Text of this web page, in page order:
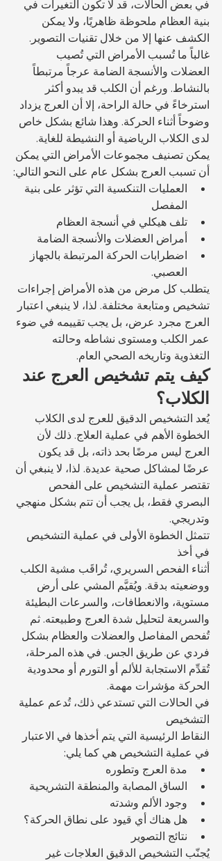
في بعض الحالات، قد لا تكون التغيرات في
بنية العظام ملحوظة ظاهريًا، ولا يمكن
الكشف عنها إلا من خلال تقنيات التصوير.
غالباً ما تُسبب الأمراض التي تُصيب
العضلات والأنسجة الضامة عرجاً مرتبطاً
بالنشاط. ورغم أن الكلب قد يبدو أكثر
استرخاءً في حالة الراحة، إلا أن العرج يزداد
وضوحاً أثناء الحركة. وهذا شائع بشكل خاص
لدى الكلاب الرياضية أو النشيطة للغاية.
يمكن تصنيف مجموعات الأمراض التي يمكن
أن تسبب العرج بشكل عام على النحو التالي:
العمليات التنكسية التي تؤثر على بنية
المفصل
تلف هيكلي في أنسجة العظام
أمراض العضلات والأنسجة الضامة
اضطرابات الحركة المرتبطة بالجهاز
العصبي.
يتطلب كل مرض من هذه الأمراض إجراءات
تشخيص ومتابعة مختلفة. لذا، لا ينبغي اعتبار
العرج مجرد عرض، بل يجب تقييمه في ضوء
عمر الكلب ومستوى نشاطه وحالته
التغذوية وتاريخه الصحي العام.
كيف يتم تشخيص العرج عند
الكلاب؟
يُعد التشخيص الدقيق للعرج لدى الكلاب
الخطوة الأهم في عملية العلاج. ذلك لأن
العرج ليس مرضًا بحد ذاته، بل قد يكون
عرضًا لمشاكل صحية عديدة. لذا، لا ينبغي أن
تقتصر عملية التشخيص على الفحص
البصري فقط، بل يجب أن تتم بشكل منهجي
وتدريجي.
تتمثل الخطوة الأولى في عملية التشخيص
في أخذ
أثناء الفحص السريري، تُراقَب مشية الكلب
ووضعيته بدقة. ويُقيَّم المشي على أرض
مستوية، والانعطافات، والسرعات البطيئة
والسريعة لتحليل شدة العرج وطبيعته. ثم
تُفحص المفاصل والعضلات والعظام بشكل
فردي عن طريق الجس. في هذه المرحلة،
تُقدِّم الاستجابة للألم أو التورم أو محدودية
الحركة مؤشرات مهمة.
في الحالات التي تستدعي ذلك، تُدعم عملية
التشخيص
النقاط الرئيسية التي يتم أخذها في الاعتبار
في عملية التشخيص هي كما يلي:
مدة العرج وتطوره
الساق المصابة والمنطقة التشريحية
وجود الألم وشدته
هل هناك أي قيود على نطاق الحركة؟
نتائج التصوير
يُجنّب التشخيص الدقيق العلاجات غير